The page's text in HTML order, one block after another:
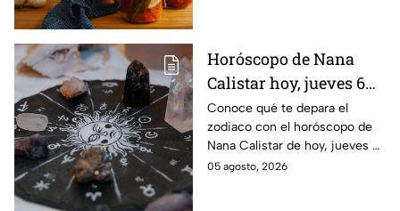
Horóscopo de Nana
Calistar hoy, jueves 6
de agosto: a estos
signos se les abren las
puertas del dinero
Conoce qué te depara el
zodiaco con el horóscopo de
Nana Calistar de hoy, jueves 6
de agosto. ¿Será dinero o
05 agosto, 2026